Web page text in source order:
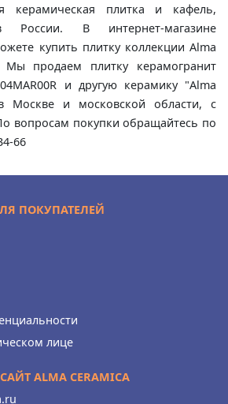
керамическая плитка и кафель,
России. В интернет-магазине
купить плитку коллекции Alma
Мы продаем плитку керамогранит
и другую керамику "Alma
Москве и московской области, с
вопросам покупки обращайтесь по
66
ПОКУПАТЕЛЕЙ
лице
ALMA CERAMICA